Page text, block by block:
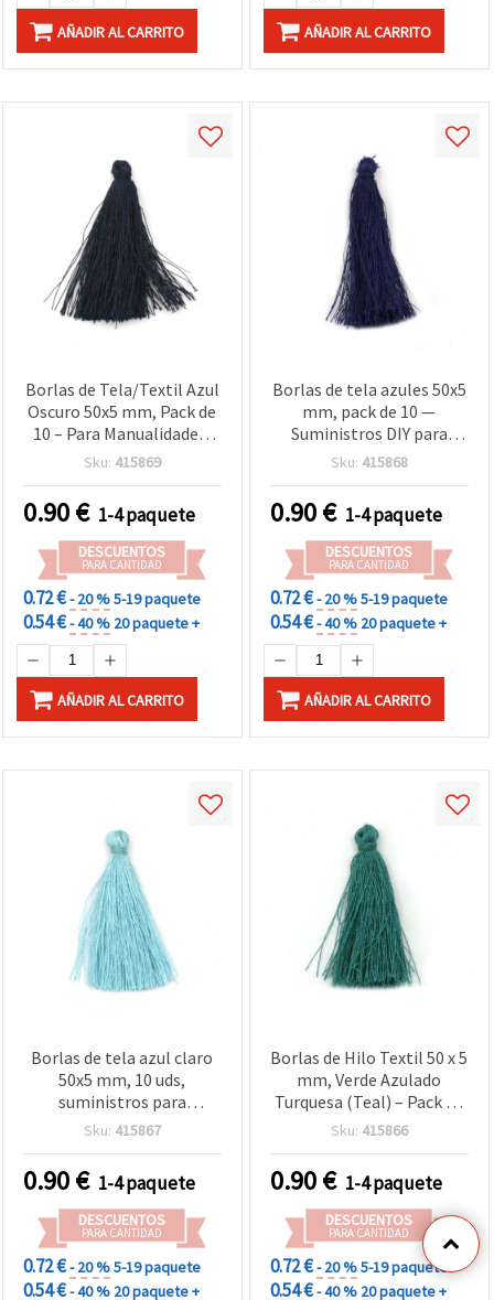
AÑADIR AL CARRITO AÑADIR AL CARRITO
Borlas de Tela/Textil Azul
Oscuro 50x5 mm, Pack de
10 – Para Manualidades,
Bisutería DIY, Llaveros,
Decoración del Hogar
Sku: 415869
0.90€ 1-4 paquete
DESCUENTOS
PARA CANTIDAD
0.72 €- 20 %5-19 paquete
0.54 €- 40 % 20 paquete +
AÑADIR AL CARRITO
Borlas de tela azules 50x5
mm, pack de 10 —
Suministros DIY para
manualidades, bisutería,
decoración
Sku: 415868
0.90€ 1-4 paquete
DESCUENTOS
PARA CANTIDAD
0.72 €- 20 %5-19 paquete
0.54 €- 40 % 20 paquete +
AÑADIR AL CARRITO
Borlas de tela azul claro
50x5 mm, 10 uds,
suministros para
manualidades DIY:
marcapáginas y
decoración
Sku: 415867
0.90€ 1-4 paquete
DESCUENTOS
PARA CANTIDAD
0.72 €- 20 %5-19 paquete
0.54 €- 40 % 20 paquete +
Borlas de Hilo Textil 50 x 5
mm, Verde Azulado
Turquesa (Teal) – Pack de
10, para Bisutería, DIY,
Sku: 415866
0.90€ 1-4 paquete
DESCUENTOS
PARA CANTIDAD
0.72 €- 20 %5-19 paquete
0.54 €- 40 % 20 paquete +